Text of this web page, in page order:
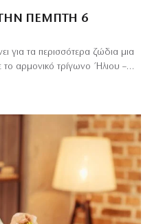
ΤΗΝ ΠΈΜΠΤΗ 6
για τα περισσότερα ζώδια μια
το αρμονικό τρίγωνο Ήλιου –…